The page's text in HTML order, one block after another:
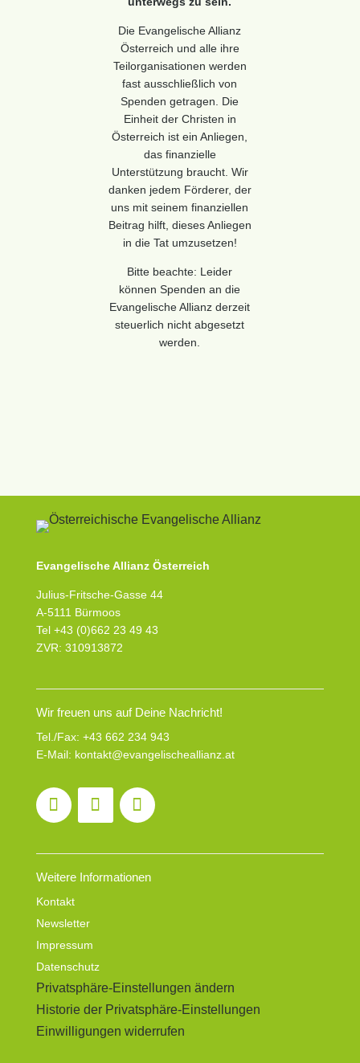
Die Evangelische Allianz
Österreich und alle ihre
Teilorganisationen werden
fast ausschließlich von
Spenden getragen. Die
Einheit der Christen in
Österreich ist ein Anliegen,
das finanzielle
Unterstützung braucht. Wir
danken jedem Förderer, der
uns mit seinem finanziellen
Beitrag hilft, dieses Anliegen
in die Tat umzusetzen!
Bitte beachte: Leider
können Spenden an die
Evangelische Allianz derzeit
steuerlich nicht abgesetzt
werden.
Evangelische Allianz Österreich
Julius-Fritsche-Gasse 44
A-5111 Bürmoos
Tel +43 (0)662 23 49 43
ZVR: 310913872
Wir freuen uns auf Deine Nachricht!
Tel./Fax: +43 662 234 943
E-Mail: kontakt@evangelischeallianz.at
Weitere Informationen
Kontakt
Newsletter
Impressum
Datenschutz
Privatsphäre-Einstellungen ändern
Historie der Privatsphäre-Einstellungen
Einwilligungen widerrufen